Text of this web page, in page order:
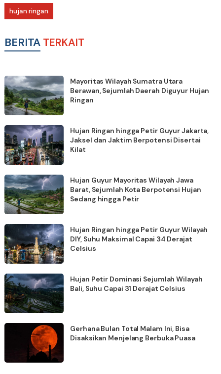
hujan ringan
BERITA TERKAIT
Mayoritas Wilayah Sumatra Utara
Berawan, Sejumlah Daerah Diguyur Hujan
Ringan
Hujan Ringan hingga Petir Guyur Jakarta,
Jaksel dan Jaktim Berpotensi Disertai
Kilat
Hujan Guyur Mayoritas Wilayah Jawa
Barat, Sejumlah Kota Berpotensi Hujan
Sedang hingga Petir
Hujan Ringan hingga Petir Guyur Wilayah
DIY, Suhu Maksimal Capai 34 Derajat
Celsius
Hujan Petir Dominasi Sejumlah Wilayah
Bali, Suhu Capai 31 Derajat Celsius
Gerhana Bulan Total Malam Ini, Bisa
Disaksikan Menjelang Berbuka Puasa